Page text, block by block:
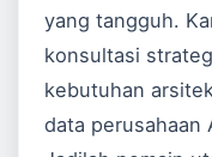
yang tangguh.
konsultasi
kebutuhan
data perusahaan